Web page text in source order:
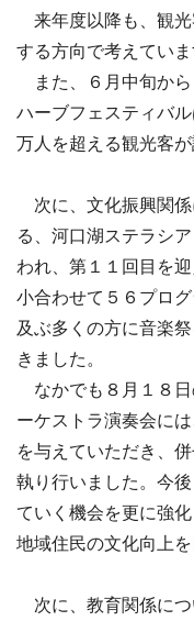
来年度以降も、観光
する方向で考えていま
また、６月中旬から
ハーブフェスティバ
万人を超える観光客
次に、文化振興関係
る、河口湖ステラシ
われ、第１１回目を
小合わせて５６プロ
及ぶ多くの方に音楽
きました。
なかでも８月１８
ーケストラ演奏会に
を与えていただき、
執り行いました。今
ていく機会を更に強
地域住民の文化向上
次に、教育関係につ